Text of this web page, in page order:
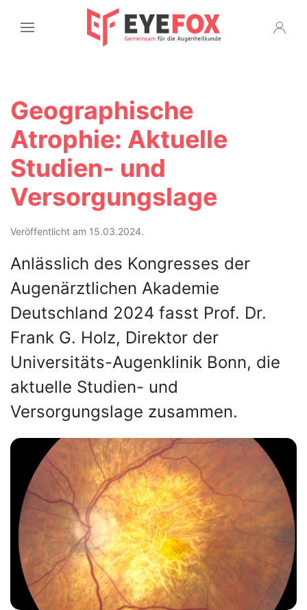
Geographische
Atrophie: Aktuelle
Studien- und
Versorgungslage
Veröffentlicht am 15.03.2024.
Anlässlich des Kongresses der
Augenärztlichen Akademie
Deutschland 2024 fasst Prof. Dr.
Frank G. Holz, Direktor der
Universitäts-Augenklinik Bonn, die
aktuelle Studien- und
Versorgungslage zusammen.